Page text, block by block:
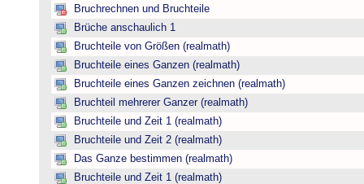
Bruchrechnen und Bruchteile
Brüche anschaulich 1
Bruchteile von Größen (realmath)
Bruchteile eines Ganzen (realmath)
Bruchteile eines Ganzen zeichnen (realmath)
Bruchteil mehrerer Ganzer (realmath)
Bruchteile und Zeit 1 (realmath)
Bruchteile und Zeit 2 (realmath)
Das Ganze bestimmen (realmath)
Bruchteile und Zeit 1 (realmath)